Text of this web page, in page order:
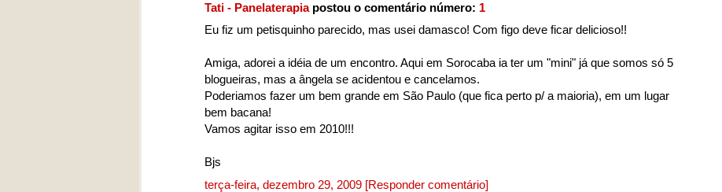
Tati - Panelaterapiapostou o comentário número: 1
Eu fiz um petisquinho parecido, mas usei damasco! Com figo deve ficar delicioso!!
Amiga, adorei a idéia de um encontro. Aqui em Sorocaba ia ter um "mini" já que somos só 5
blogueiras, mas a ângela se acidentou e cancelamos.
Poderiamos fazer um bem grande em São Paulo (que fica perto p/ a maioria), em um lugar
bem bacana!
Vamos agitar isso em 2010!!!
Bjs
terça-feira, dezembro 29, 2009 [Responder comentário]